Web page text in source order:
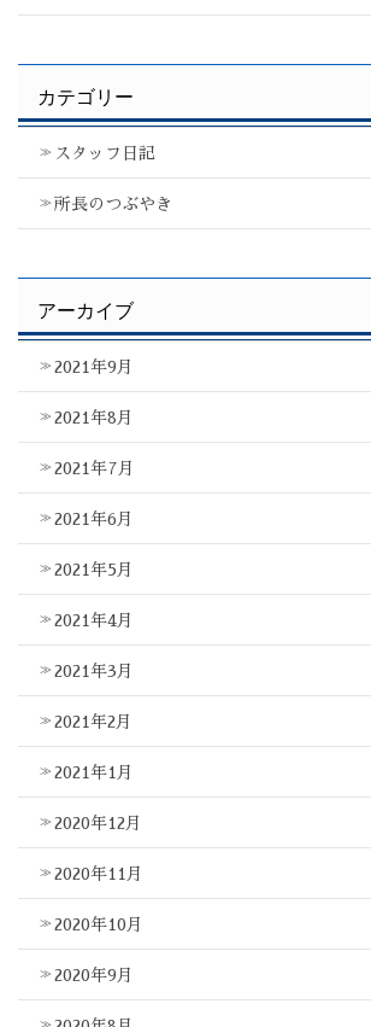
カテゴリー
スタッフ日記
所長のつぶやき
アーカイブ
2021年9月
2021年8月
2021年7月
2021年6月
2021年5月
2021年4月
2021年3月
2021年2月
2021年1月
2020年12月
2020年11月
2020年10月
2020年9月